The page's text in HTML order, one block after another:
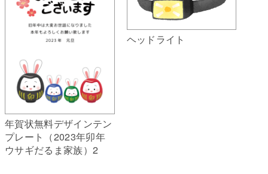
年賀状無料デザインテン
プレート（2023年卯年
ウサギだるま家族）2
ヘッドライト